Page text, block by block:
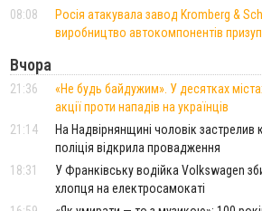
08:08
Росія атакувала завод Kromberg &
виробництво автокомпонентів
Вчора
21:36
«Не будь байдужим». У десятках
акції проти нападів на українців
21:14
На Надвірнянщині чоловік застрелив
поліція відкрила провадження
18:31
У Франківську водійка Volkswagen
хлопця на електросамокаті